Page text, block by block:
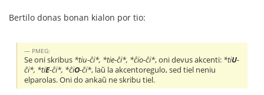
Bertilo donas bonan kialon por tio:
PMEG:
Se oni skribus *tiu-ĉi*, *tie-ĉi*, *ĉio-ĉi*, oni devus akcenti: *tiU-
ĉi*, *tiE-ĉi*, *ĉiO-ĉi*, laŭ la akcentoregulo, sed tiel neniu
elparolas. Oni do ankaŭ ne skribu tiel.